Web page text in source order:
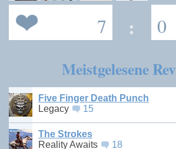
7 : 0
Meistgelesene
Five Finger Death Punch
Legacy
15
The Strokes
Reality Awaits
18